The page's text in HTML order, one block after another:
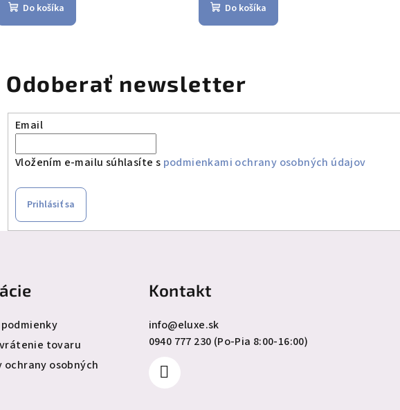
Do košíka Do košíka
Odoberať newsletter
Email
Vložením e-mailu súhlasíte s podmienkami ochrany osobných údajov
Prihlásiť sa
tovaru
ochrany osobných
Kontakt
info@eluxe.sk
0940 777 230 (Po-Pia 8:00-16:00)